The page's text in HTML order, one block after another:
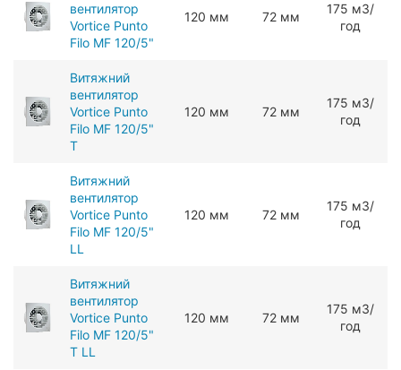
вентилятор
Vortice Punto
Filo MF 120/5"
120 мм 72 мм
175 мЗ/
год
Витяжний
вентилятор
Vortice Punto
Filo MF 120/5"
T
120 мм 72 мм
175 мЗ/
год
Витяжний
вентилятор
Vortice Punto
Filo MF 120/5"
LL
120 мм 72 мм
175 мЗ/
год
Витяжний
вентилятор
Vortice Punto
Filo MF 120/5"
T LL
120 мм 72 мм
175 мЗ/
год